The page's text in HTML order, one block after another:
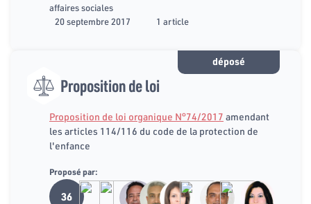
affaires sociales
20 septembre 2017
1 article
déposé
Proposition de loi
Proposition de loi organique N°74/2017 amendant
les articles 114/116 du code de la protection de
l'enfance
Proposé par:
36